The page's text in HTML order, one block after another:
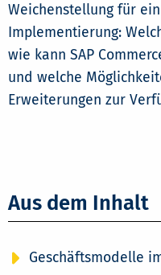
Weichenstellung für
Implementierung:
wie kann SAP
und welche
Erweiterungen zur
Aus dem Inhalt
Geschäftsmodelle